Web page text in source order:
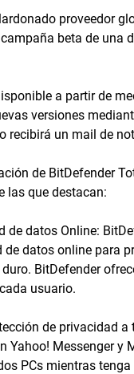
proveedor
beta de una
a partir de
versiones
recibirá un mail de
de BitDefender
las que destacan:
de datos Online:
de datos online para
BitDefender
usuario.
de privacidad
Yahoo! Messenger y
PCs mientras